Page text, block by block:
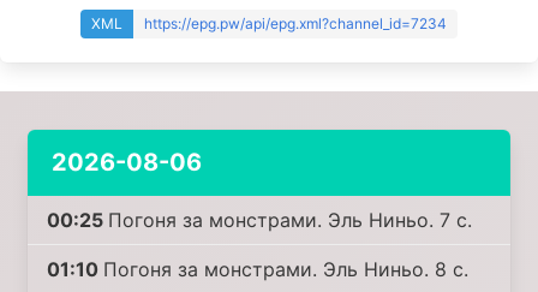
XML https://epg.pw/api/epg.xml?channel_id=7234
2026-08-06
00:25 Погоня за монстрами. Эль Ниньо. 7 с.
01:10 Погоня за монстрами. Эль Ниньо. 8 с.